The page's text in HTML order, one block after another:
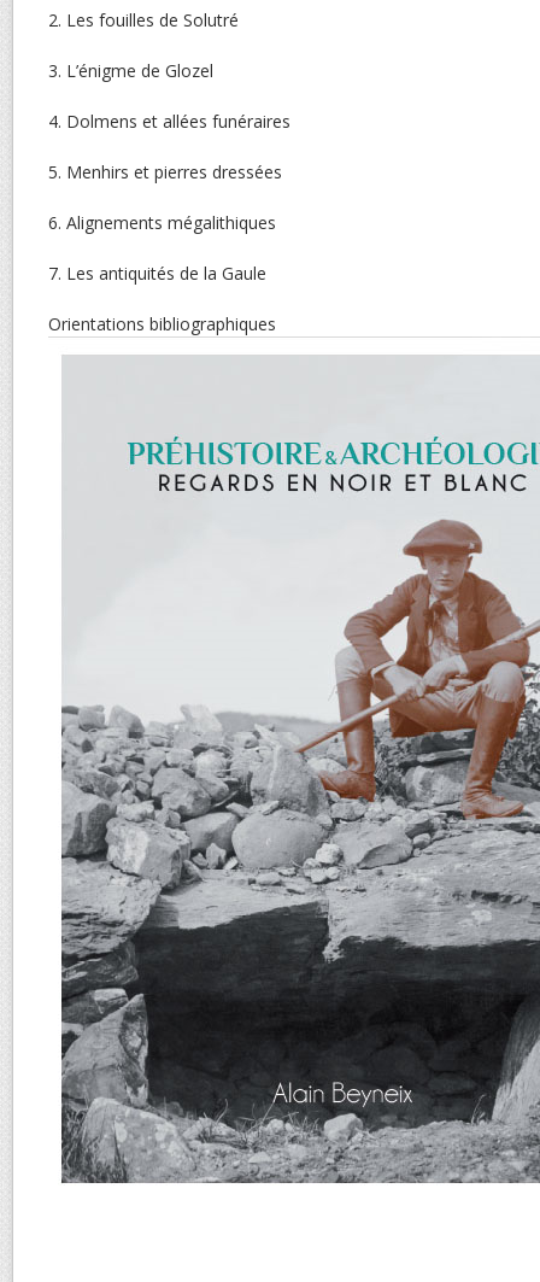
2. Les fouilles de
3. L’énigme de
4. Dolmens et allées
5. Menhirs et pierres
6. Alignements
7. Les antiquités de la
Orientations